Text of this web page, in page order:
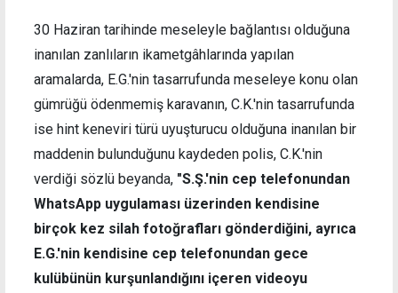
30 Haziran tarihinde meseleyle bağlantısı olduğuna
inanılan zanlıların ikametgâhlarında yapılan
aramalarda, E.G.'nin tasarrufunda meseleye konu olan
gümrüğü ödenmemiş karavanın, C.K.'nin tasarrufunda
ise hint keneviri türü uyuşturucu olduğuna inanılan bir
maddenin bulunduğunu kaydeden polis, C.K.'nin
verdiği sözlü beyanda, "S.Ş.'nin cep telefonundan
WhatsApp uygulaması üzerinden kendisine
birçok kez silah fotoğrafları gönderdiğini, ayrıca
E.G.'nin kendisine cep telefonundan gece
kulübünün kurşunlandığını içeren videoyu